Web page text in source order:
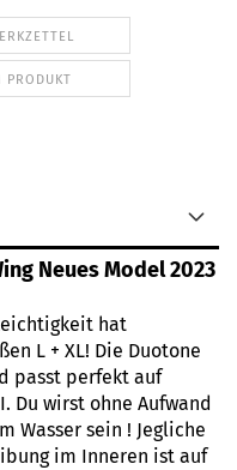
PRODUKT
Neues Model 2023
hat
L + XL! Die Duotone
passt perfekt auf
Du wirst ohne Aufwand
Wasser sein ! Jegliche
im Inneren ist auf